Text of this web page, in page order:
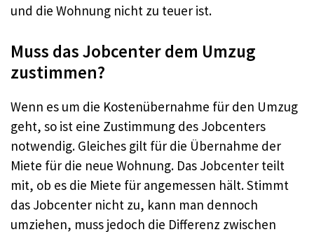
und die Wohnung nicht zu teuer ist.
Muss das Jobcenter dem Umzug
zustimmen?
Wenn es um die Kostenübernahme für den Umzug
geht, so ist eine Zustimmung des Jobcenters
notwendig. Gleiches gilt für die Übernahme der
Miete für die neue Wohnung. Das Jobcenter teilt
mit, ob es die Miete für angemessen hält. Stimmt
das Jobcenter nicht zu, kann man dennoch
umziehen, muss jedoch die Differenz zwischen